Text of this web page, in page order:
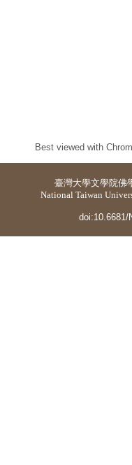
Best viewed with
臺灣大學文學院佛
National Taiwan
doi:10.6681/